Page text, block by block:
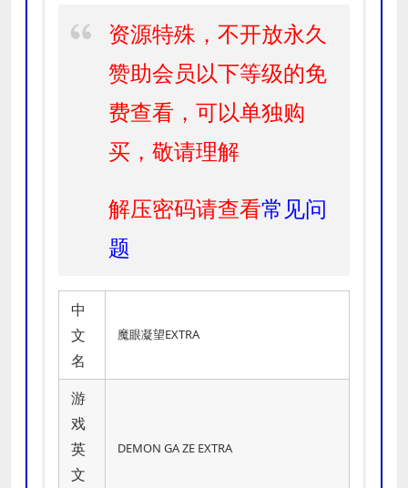
资源特殊，不开放永久
赞助会员以下等级的免
费查看，可以单独购
买，敬请理解
解压密码请查看常见问
题
中
文
名
魔眼凝望EXTRA
游
戏
英
文
DEMON GA ZE EXTRA